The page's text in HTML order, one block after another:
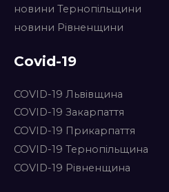
новини Тернопільщини
новини Рівненщини
Covid-19
COVID-19 Львівщина
COVID-19 Закарпаття
COVID-19 Прикарпаття
COVID-19 Тернопільщина
COVID-19 Рівненщина